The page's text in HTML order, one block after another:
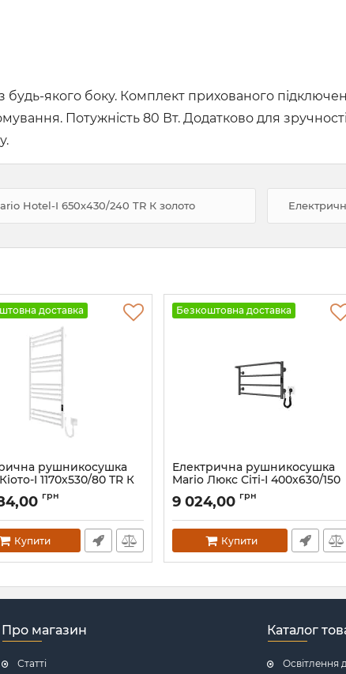
якого боку. Комплект прихованого
Потужність 80 Вт. Додатково для
Hotel-І 650х430/240 TR К золото
доставка
рушникосушка
I 1170х530/80 TR К
2.2.2201.03.P-WM
грн
Купити
Безкоштовна доставка
Електрична рушникосушка
Mario Люкс Сіті-І 400х630/150
Артикул:2.3.6300.11.P-GR
9 024,00 грн
Купити
Про магазин
Статті
Каталог
Освітлення